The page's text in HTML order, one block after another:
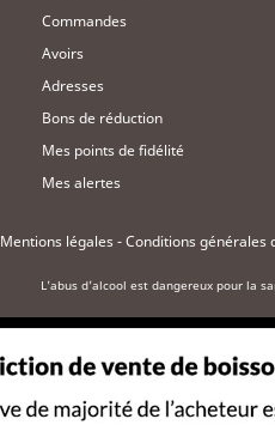
Commandes
Avoirs
Adresses
Bons de réduction
Mes points de fidélité
Mes alertes
Mentions légales-Conditions générales
L'abus d'alcool est dangereux pour la